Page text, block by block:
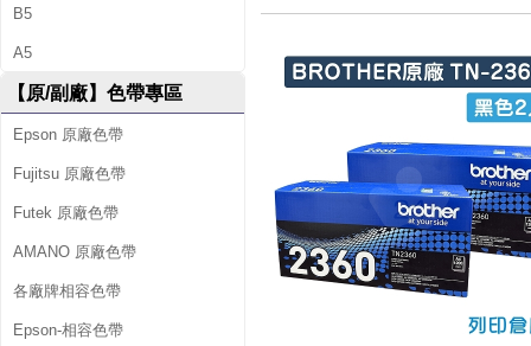
B5
A5
【原/副廠】色帶專區
Epson 原廠色帶
Fujitsu 原廠色帶
Futek 原廠色帶
AMANO 原廠色帶
各廠牌相容色帶
Epson-相容色帶